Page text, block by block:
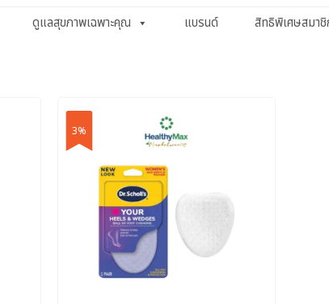
ดูแลสุขภาพเฉพาะคุณ แบรนด์ สิทธิพิเศษสมาชิ
3%